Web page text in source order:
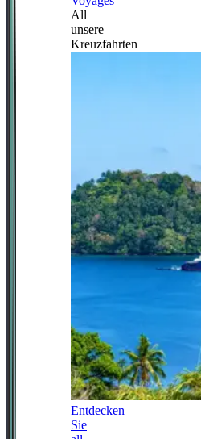
All
unsere
Kreuzfahrten
Entdecken
Sie